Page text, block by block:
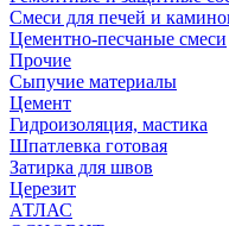
Смеси для печей и
Цементно-песчаные смеси
Прочие
Сыпучие материалы
Цемент
Гидроизоляция, мастика
Шпатлевка готовая
Затирка для швов
Церезит
АТЛАС